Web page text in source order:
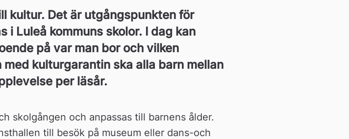
kultur. Det är utgångspunkten för
i Luleå kommuns skolor. I dag kan
på var man bor och vilken
kulturgarantin ska alla barn mellan
per läsår.
skolgången och anpassas till barnens ålder.
till besök på museum eller dans-och